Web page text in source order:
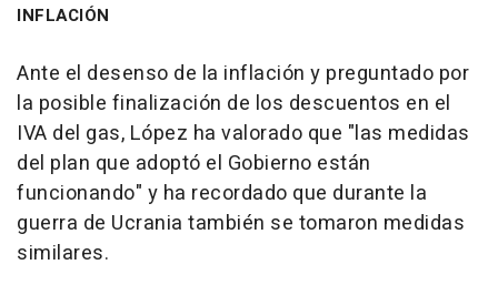
INFLACIÓN
Ante el desenso de la inflación y preguntado por
la posible finalización de los descuentos en el
IVA del gas, López ha valorado que "las medidas
del plan que adoptó el Gobierno están
funcionando" y ha recordado que durante la
guerra de Ucrania también se tomaron medidas
similares.